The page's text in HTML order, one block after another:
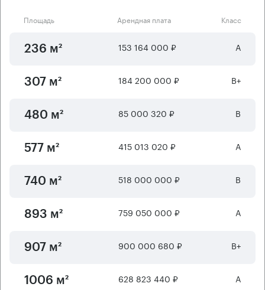
Площадь Арендная плата Класс
236 м² 153 164 000 ₽ А
307 м² 184 200 000 ₽ B+
480 м² 85 000 320 ₽ B
577 м² 415 013 020 ₽ А
740 м² 518 000 000 ₽ B
893 м² 759 050 000 ₽ А
907 м² 900 000 680 ₽ B+
1006 м² 628 823 440 ₽ А